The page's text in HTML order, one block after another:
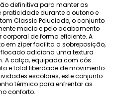
definitiva para manter as
durante o outono e
Classic Peluciado, o conjunto
macio e pelo acabamento
de forma eficiente. A
em zíper facilita a sobreposição,
adiciona uma textura
A calça, equipada com cós
e total liberdade de movimento.
escolares, este conjunto
térmico para enfrentar as
conforto.